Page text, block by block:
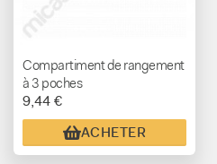
Compartiment de rangement
à 3 poches
9,44 €
ACHETER